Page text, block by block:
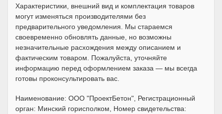
Характеристики, внешний вид и комплектация товаров
могут изменяться производителями без
предварительного уведомления. Мы стараемся
своевременно обновлять данные, но возможны
незначительные расхождения между описанием и
фактическим товаром. Пожалуйста, уточняйте
информацию перед оформлением заказа — мы всегда
готовы проконсультировать вас.
Наименование: ООО "ПроектБетон", Регистрационный
орган: Минский горисполком, Номер свидетельства: